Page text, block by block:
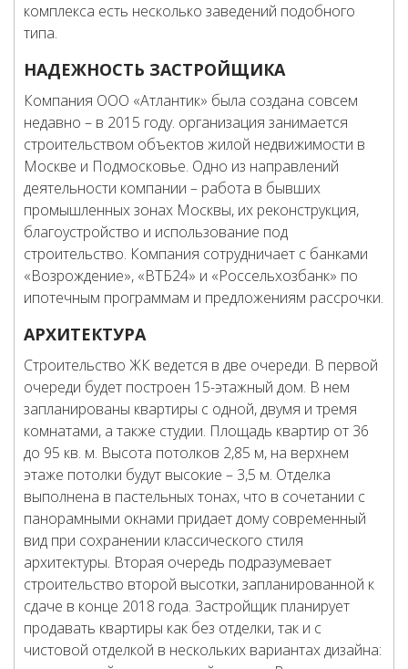
комплекса есть несколько заведений подобного
типа.
НАДЕЖНОСТЬ ЗАСТРОЙЩИКА
Компания ООО «Атлантик» была создана совсем
недавно – в 2015 году. организация занимается
строительством объектов жилой недвижимости в
Москве и Подмосковье. Одно из направлений
деятельности компании – работа в бывших
промышленных зонах Москвы, их реконструкция,
благоустройство и использование под
строительство. Компания сотрудничает с банками
«Возрождение», «ВТБ24» и «Россельхозбанк» по
ипотечным программам и предложениям рассрочки.
АРХИТЕКТУРА
Строительство ЖК ведется в две очереди. В первой
очереди будет построен 15-этажный дом. В нем
запланированы квартиры с одной, двумя и тремя
комнатами, а также студии. Площадь квартир от 36
до 95 кв. м. Высота потолков 2,85 м, на верхнем
этаже потолки будут высокие – 3,5 м. Отделка
выполнена в пастельных тонах, что в сочетании с
панорамными окнами придает дому современный
вид при сохранении классического стиля
архитектуры. Вторая очередь подразумевает
строительство второй высотки, запланированной к
сдаче в конце 2018 года. Застройщик планирует
продавать квартиры как без отделки, так и с
чистовой отделкой в нескольких вариантах дизайна: